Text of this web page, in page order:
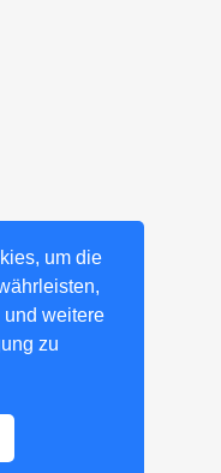
um die
und weitere
zu